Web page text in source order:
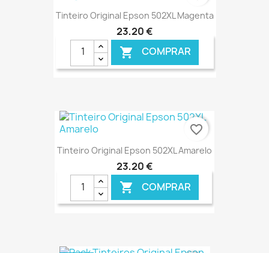
Tinteiro Original Epson 502XL Magenta
23,20 €
 COMPRAR
€ ONLINE
Tinteiro Original Epson 502XL Amarelo
23,20 €
 COMPRAR
€ ONLINE
favorite_border